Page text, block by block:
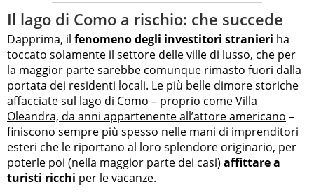
Il lago di Como a rischio: che succede
Dapprima, il fenomeno degli investitori stranieri ha
toccato solamente il settore delle ville di lusso, che per
la maggior parte sarebbe comunque rimasto fuori dalla
portata dei residenti locali. Le più belle dimore storiche
affacciate sul lago di Como – proprio comeVilla
Oleandra, da anni appartenente all’attore americano –
finiscono sempre più spesso nelle mani di imprenditori
esteri che le riportano al loro splendore originario, per
poterle poi (nella maggior parte dei casi) affittare a
turisti ricchi per le vacanze.